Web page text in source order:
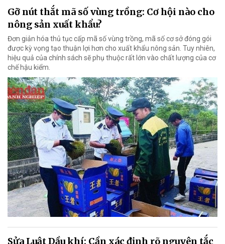
Gỡ nút thắt mã số vùng trồng: Cơ hội nào cho
nông sản xuất khẩu?
Đơn giản hóa thủ tục cấp mã số vùng trồng, mã số cơ sở đóng gói
được kỳ vọng tạo thuận lợi hơn cho xuất khẩu nông sản. Tuy nhiên,
hiệu quả của chính sách sẽ phụ thuộc rất lớn vào chất lượng của cơ
chế hậu kiểm.
Sửa Luật Dầu khí: Cần xác định rõ nguyên tắc